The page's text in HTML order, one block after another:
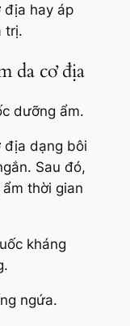
địa hay áp
trị.
da cơ địa
dưỡng ẩm.
địa dạng bôi
Sau đó,
thời gian
kháng
ngứa.